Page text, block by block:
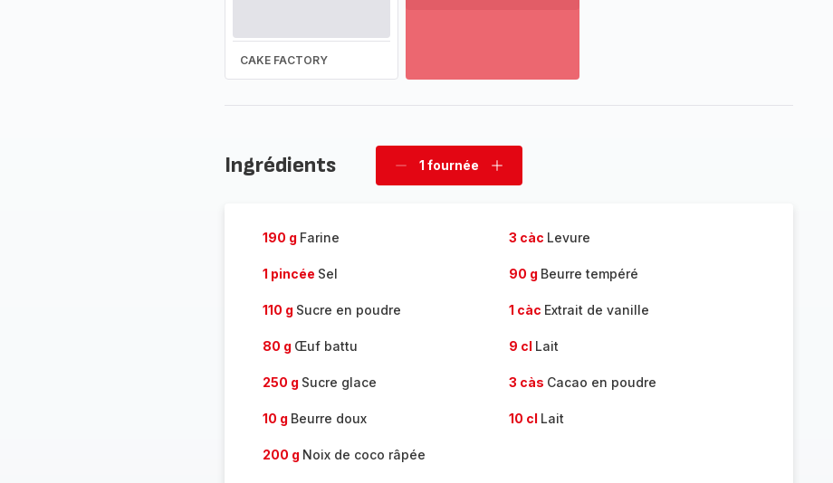
CAKE FACTORY
la
Ingrédients
Supprimer
1 fournée
Ajouter
190 g Farine 3 càc Levure
1 pincée Sel 90 g Beurre tempéré
110 g Sucre en poudre 1 càc Extrait de vanille
80 g Œuf battu 9 cl Lait
250 g Sucre glace 3 càs Cacao en poudre
10 g Beurre doux 10 cl Lait
200 g Noix de coco râpée